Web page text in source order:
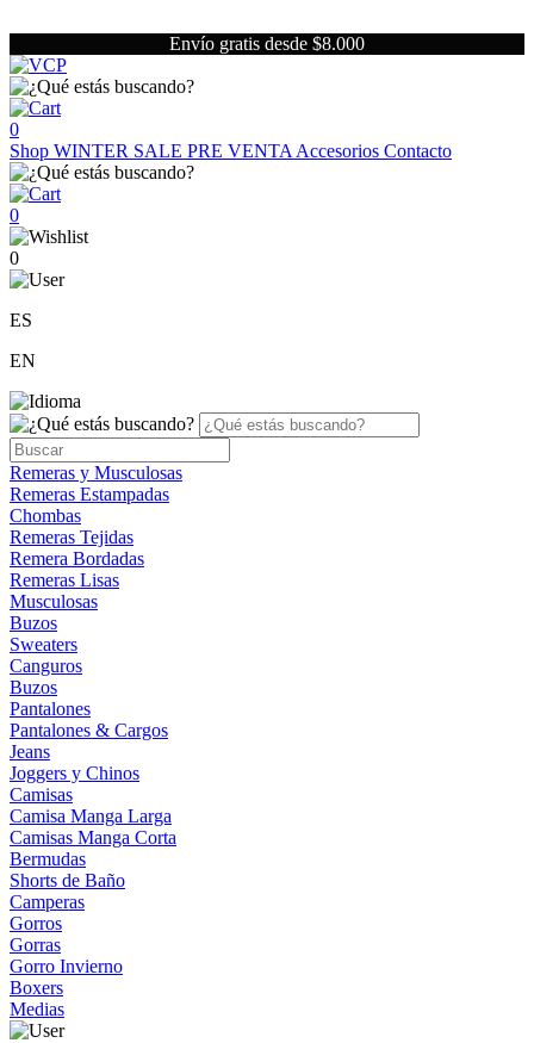
Envío gratis desde $8.000
0
Shop WINTER SALE PRE VENTA Accesorios Contacto
0
0
ES
EN
Remeras y Musculosas
Remeras Estampadas
Chombas
Remeras Tejidas
Remera Bordadas
Remeras Lisas
Musculosas
Buzos
Sweaters
Canguros
Buzos
Pantalones
Pantalones & Cargos
Jeans
Joggers y Chinos
Camisas
Camisa Manga Larga
Camisas Manga Corta
Bermudas
Shorts de Baño
Camperas
Gorros
Gorras
Gorro Invierno
Boxers
Medias